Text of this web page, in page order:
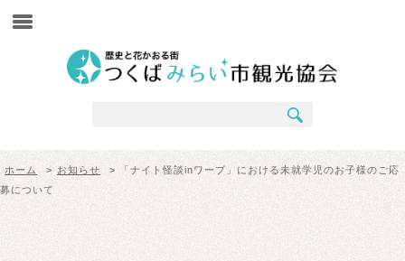
ホーム > お知らせ
> 「ナイト怪談inワープ」における未就学児のお子様のご応
募について